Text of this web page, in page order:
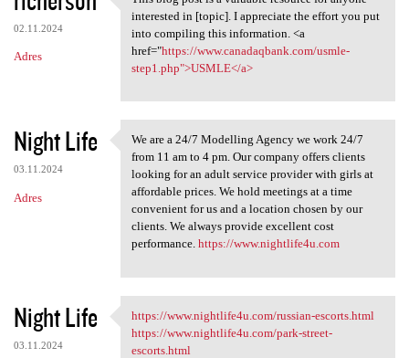
02.11.2024
Adres
This blog post is a valuable
interested in [topic]. I appreciate the effort you put
into compiling this information. <a
href="https://www.canadaqbank.com/usmle-
step1.php">USMLE</a>
Night Life
03.11.2024
Adres
We are a 24/7 Modelling
We are a 24/7 Modelling Agency we work 24/7
from 11 am to 4 pm. Our company offers clients
looking for an adult service provider with girls at
affordable prices. We hold meetings at a time
convenient for us and a location chosen by our
clients. We always provide excellent cost
performance. https://www.nightlife4u.com
Night Life
03.11.2024
https://www.nightlife4u.com
https://www.nightlife4u.com/russian-escorts.html
https://www.nightlife4u.com/park-street-
escorts.html